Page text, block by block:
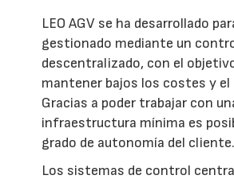
LEO AGV se ha desarrollado
gestionado mediante un
descentralizado, con el
mantener bajos los costes y el
Gracias a poder trabajar con
infraestructura mínima es
grado de autonomía del cliente.
Los sistemas de control